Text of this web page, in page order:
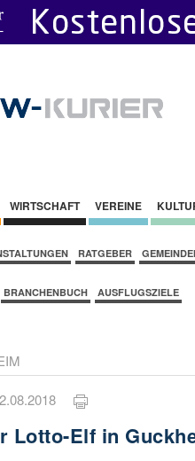
WIRTSCHAFT VEREINE
RATGEBER
BRANCHENBUCH AUSFLUGSZIELE
Lotto-Elf in